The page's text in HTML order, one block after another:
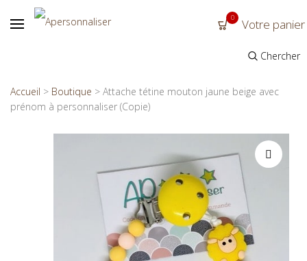
0 Votre panier
Chercher
Accueil > Boutique > Attache tétine mouton jaune beige avec
prénom à personnaliser (Copie)